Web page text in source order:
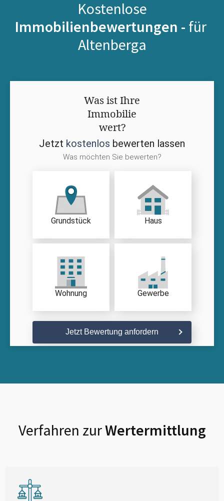
Kostenlose
Immobilienbewertungen - für
Altenberga
Was ist Ihre
Immobilie
wert?
Jetzt kostenlos bewerten lassen
Was möchten Sie bewerten?
Grundstück Haus
Wohnung Gewerbe
Jetzt Bewertung anfordern
Verfahren zurWertermittlung